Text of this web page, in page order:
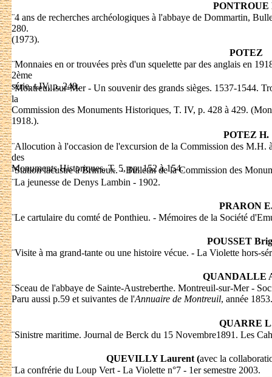
PONTROUE
¨4 ans de recherches archéologiques à l'abbaye de Dommartin,
280.
(1973).
POTEZ
¨Monnaies en or trouvées près d'un squelette par des anglais en
2ème
série, t.IV, p. 248.
¨Montreuil-sur-Mer - Un souvenir des grands sièges. 1537-1544.
la
Commission des Monuments Historiques, T. IV, p. 428 à 429.
1918.).
POTEZ H.
¨Allocution à l'occasion de l'excursion de la Commission des
des
Monuments Historiques, T. 5, pp. 152 à 154.
¨Station lacustre à Brimeux. - Bulletin de la Commission des
¨La jeunesse de Denys Lambin - 1902.
PRARON
¨Le cartulaire du comté de Ponthieu. - Mémoires de la Société
POUSSET
¨Visite à ma grand-tante ou une histoire vécue. - La Violette hors-
QUANDALLE
¨Sceau de l'abbaye de Sainte-Austreberthe. Montreuil-sur-Mer -
Paru aussi p.59 et suivantes de l'Annuaire de Montreuil, année 1853.
QUARRE
¨Sinistre maritime. Journal de Berck du 15 Novembre1891. Les
QUEVILLY Laurent (avec la
¨La confrérie du Loup Vert - La Violette n°7 - 1er semestre 2003.